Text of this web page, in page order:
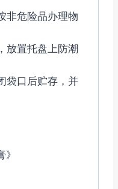
非危险品办理物
放置托盘上防潮
袋口后贮存，并